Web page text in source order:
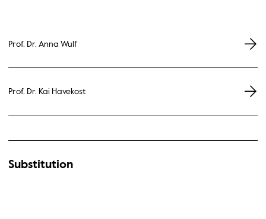
Prof. Dr. Anna Wulf
Prof. Dr. Kai Havekost
Substitution